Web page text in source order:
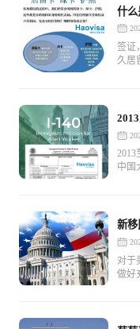
什么
有什
签证
久居
人移
2013
中国
新移
美国
对于
做好